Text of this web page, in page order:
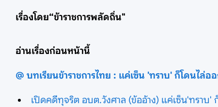
เรื่องโดย“ข้าราชการพลัดถิ่น"
อ่านเรื่องก่อนหน้านี้
@ บทเรียนข้าราชการไทย : แค่เซ็น 'ทราบ' ก็โดนไล่
เปิดคดีทุจริต อบต.วังศาล (ข้ออ้าง) แค่เซ็น'ทราบ'